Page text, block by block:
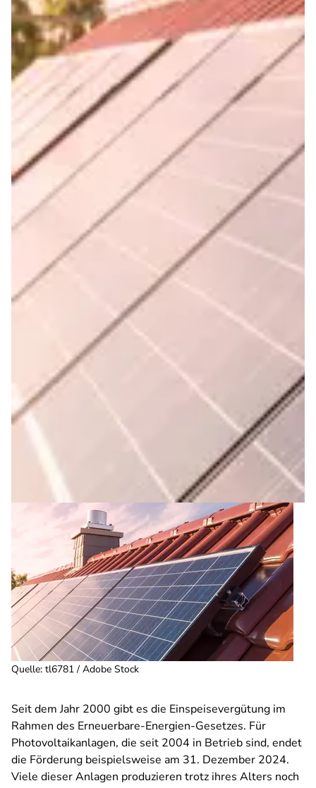
Quelle: tl6781 / Adobe Stock
Seit dem Jahr 2000 gibt es die Einspeisevergütung im
Rahmen des Erneuerbare-Energien-Gesetzes. Für
Photovoltaikanlagen, die seit 2004 in Betrieb sind, endet
die Förderung beispielsweise am 31. Dezember 2024.
Viele dieser Anlagen produzieren trotz ihres Alters noch